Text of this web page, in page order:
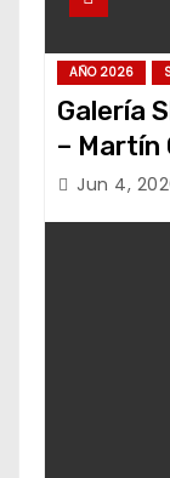
AÑO 2026
Galería
– Martín
Jun 4,